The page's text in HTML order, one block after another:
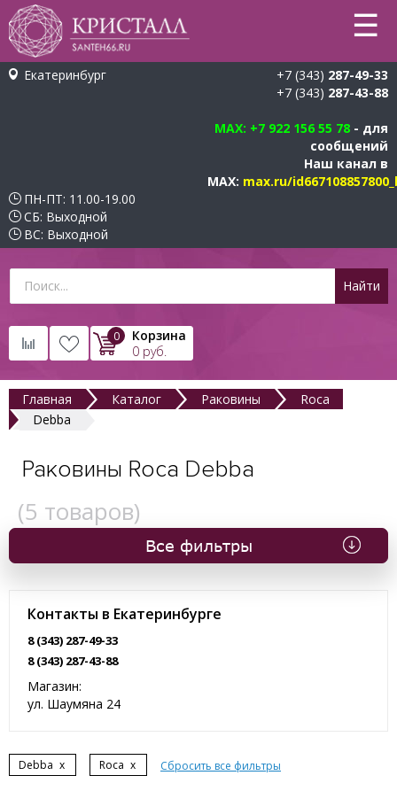
☰
Екатеринбург +7 (343) 287-49-33
+7 (343) 287-43-88
MAX: +7 922 156 55 78 - для
сообщений
Наш канал в
MAX: max.ru/
ПН-ПТ: 11.00-19.00
СБ: Выходной
ВС: Выходной
0
Корзина
0 руб.
Главная Каталог Раковины
Roca
Debba
Раковины Roca Debba
(5 товаров)
Все фильтры
Контакты в Екатеринбурге
8 (343) 287-49-33
8 (343) 287-43-88
Магазин:
ул. Шаумяна 24
Debba x Roca x Сбросить все фильтры